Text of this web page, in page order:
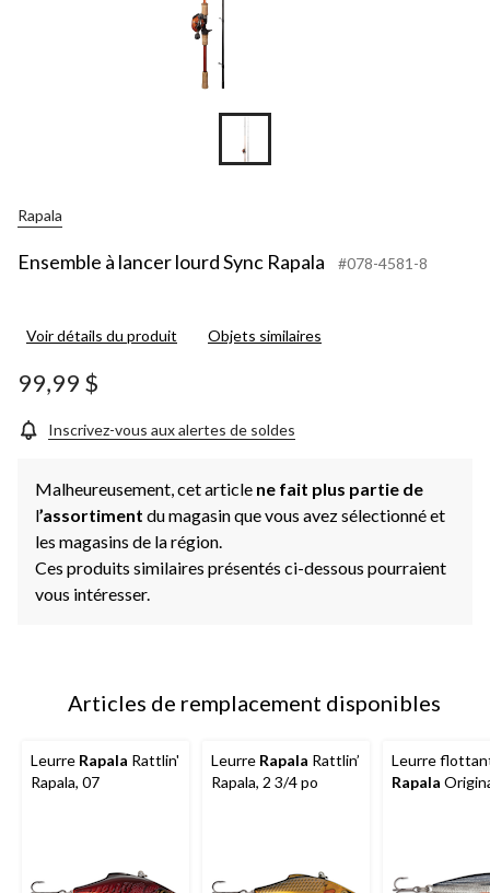
Rapala
Ensemble à lancer lourd Sync Rapala #078-4581-8
Voir détails du produit Objets similaires
99,99 $
Inscrivez-vous aux alertes de soldes
Malheureusement, cet article ne fait plus partie de
l’assortiment du magasin que vous avez sélectionné et
les magasins de la région.
Ces produits similaires présentés ci-dessous pourraient
vous intéresser.
Articles de remplacement disponibles
Leurre Rapala Rattlin'
Rapala, 07
Leurre Rapala Rattlin’
Rapala, 2 3/4 po
Leurre
Rapala